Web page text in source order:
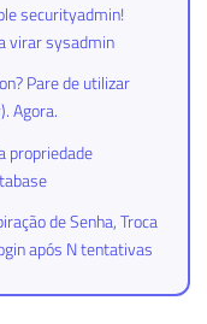
securityadmin!
virar sysadmin
Pare de utilizar
Agora.
propriedade
de Senha, Troca
após N tentativas